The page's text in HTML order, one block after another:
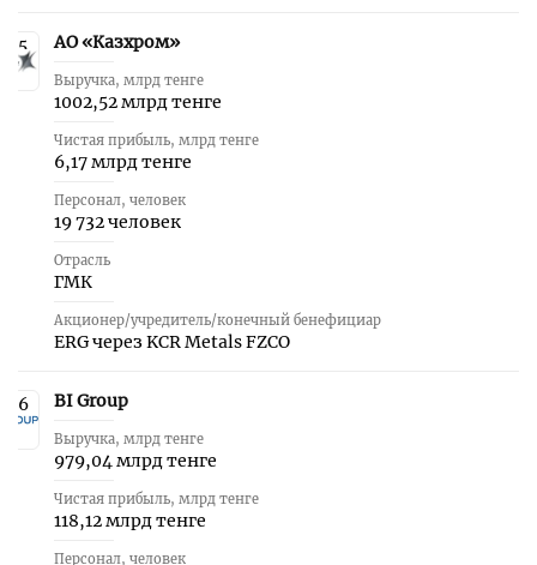
5 АО «Казхром»
Выручка, млрд тенге
1002,52 млрд тенге
Чистая прибыль, млрд тенге
6,17 млрд тенге
Персонал, человек
19 732 человек
Отрасль
ГМК
Акционер/учредитель/конечный бенефициар
ERG через KCR Metals FZCO
6 BI Group
Выручка, млрд тенге
979,04 млрд тенге
Чистая прибыль, млрд тенге
118,12 млрд тенге
Персонал, человек